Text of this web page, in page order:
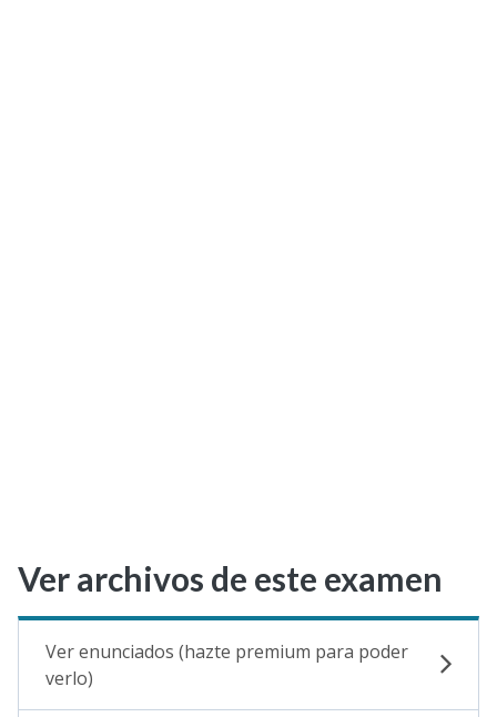
Ver archivos de este examen
Ver enunciados (hazte premium para poder
verlo)